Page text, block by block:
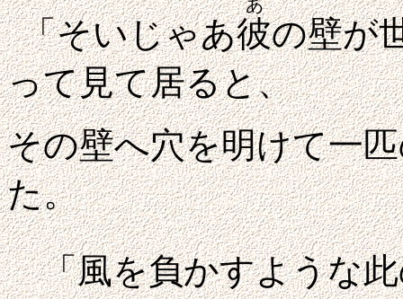
「そいじゃあ彼
あ
の壁が
って見て居ると、
その壁へ穴を明けて一
た。
「風を負かすような此